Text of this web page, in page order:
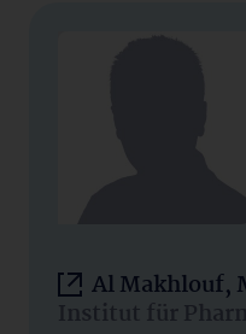
Al Makhlouf,
Institut für